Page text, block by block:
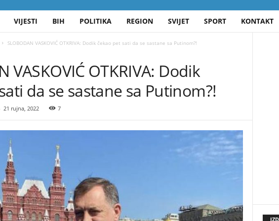
VIJESTI BIH POLITIKA REGION SVIJET SPORT KONTAKT
SLOBODAN VASKOVIĆ OTKRIVA: Dodik čekao pet sati da se sastane sa Putinom?!
VASKOVIĆ OTKRIVA: Dodik
da se sastane sa Putinom?!
21 rujna, 2022 7